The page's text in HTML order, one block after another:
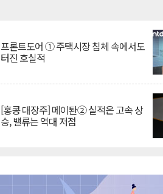
프론트도어 ① 주택시장 침체 속에서도
터진 호실적
[홍콩 대장주] 메이퇀② 실적은 고속 상
승, 밸류는 역대 저점